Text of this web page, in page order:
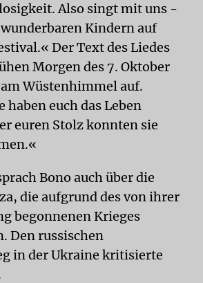
Also singt mit uns -
Kindern auf
Der Text des Liedes
Morgen des 7. Oktober
Wüstenhimmel auf.
haben euch das Leben
euren Stolz konnten sie
Bono auch über die
die aufgrund des von ihrer
begonnenen Krieges
Den russischen
in der Ukraine kritisierte